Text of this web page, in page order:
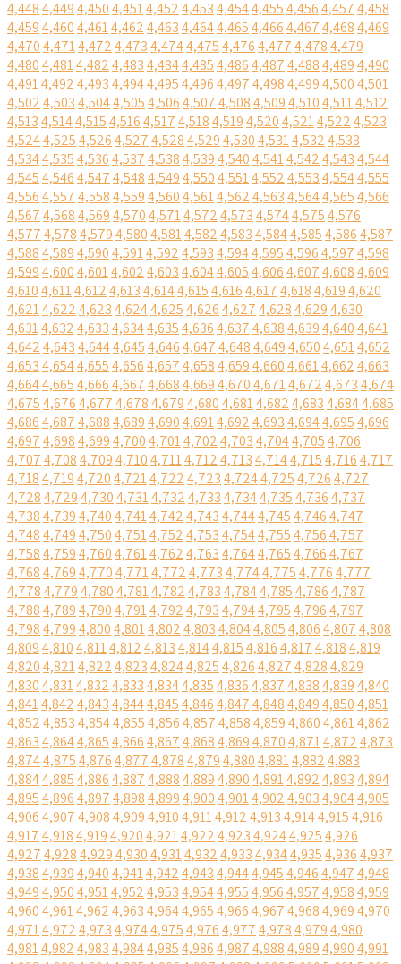
4,4484,4494,4504,4514,4524,4534,4544,4554,4564,4574,458
4,4594,4604,4614,4624,4634,4644,4654,4664,4674,4684,469
4,4704,4714,4724,4734,4744,4754,4764,4774,4784,479
4,4804,4814,4824,4834,4844,4854,4864,4874,4884,4894,490
4,4914,4924,4934,4944,4954,4964,4974,4984,4994,5004,501
4,5024,5034,5044,5054,5064,5074,5084,5094,5104,5114,512
4,5134,5144,5154,5164,5174,5184,5194,5204,5214,5224,523
4,5244,5254,5264,5274,5284,5294,5304,5314,5324,533
4,5344,5354,5364,5374,5384,5394,5404,5414,5424,5434,544
4,5454,5464,5474,5484,5494,5504,5514,5524,5534,5544,555
4,5564,5574,5584,5594,5604,5614,5624,5634,5644,5654,566
4,5674,5684,5694,5704,5714,5724,5734,5744,5754,576
4,5774,5784,5794,5804,5814,5824,5834,5844,5854,5864,587
4,5884,5894,5904,5914,5924,5934,5944,5954,5964,5974,598
4,5994,6004,6014,6024,6034,6044,6054,6064,6074,6084,609
4,6104,6114,6124,6134,6144,6154,6164,6174,6184,6194,620
4,6214,6224,6234,6244,6254,6264,6274,6284,6294,630
4,6314,6324,6334,6344,6354,6364,6374,6384,6394,6404,641
4,6424,6434,6444,6454,6464,6474,6484,6494,6504,6514,652
4,6534,6544,6554,6564,6574,6584,6594,6604,6614,6624,663
4,6644,6654,6664,6674,6684,6694,6704,6714,6724,6734,674
4,6754,6764,6774,6784,6794,6804,6814,6824,6834,6844,685
4,6864,6874,6884,6894,6904,6914,6924,6934,6944,6954,696
4,6974,6984,6994,7004,7014,7024,7034,7044,7054,706
4,7074,7084,7094,7104,7114,7124,7134,7144,7154,7164,717
4,7184,7194,7204,7214,7224,7234,7244,7254,7264,727
4,7284,7294,7304,7314,7324,7334,7344,7354,7364,737
4,7384,7394,7404,7414,7424,7434,7444,7454,7464,747
4,7484,7494,7504,7514,7524,7534,7544,7554,7564,757
4,7584,7594,7604,7614,7624,7634,7644,7654,7664,767
4,7684,7694,7704,7714,7724,7734,7744,7754,7764,777
4,7784,7794,7804,7814,7824,7834,7844,7854,7864,787
4,7884,7894,7904,7914,7924,7934,7944,7954,7964,797
4,7984,7994,8004,8014,8024,8034,8044,8054,8064,8074,808
4,8094,8104,8114,8124,8134,8144,8154,8164,8174,8184,819
4,8204,8214,8224,8234,8244,8254,8264,8274,8284,829
4,8304,8314,8324,8334,8344,8354,8364,8374,8384,8394,840
4,8414,8424,8434,8444,8454,8464,8474,8484,8494,8504,851
4,8524,8534,8544,8554,8564,8574,8584,8594,8604,8614,862
4,8634,8644,8654,8664,8674,8684,8694,8704,8714,8724,873
4,8744,8754,8764,8774,8784,8794,8804,8814,8824,883
4,8844,8854,8864,8874,8884,8894,8904,8914,8924,8934,894
4,8954,8964,8974,8984,8994,9004,9014,9024,9034,9044,905
4,9064,9074,9084,9094,9104,9114,9124,9134,9144,9154,916
4,9174,9184,9194,9204,9214,9224,9234,9244,9254,926
4,9274,9284,9294,9304,9314,9324,9334,9344,9354,9364,937
4,9384,9394,9404,9414,9424,9434,9444,9454,9464,9474,948
4,9494,9504,9514,9524,9534,9544,9554,9564,9574,9584,959
4,9604,9614,9624,9634,9644,9654,9664,9674,9684,9694,970
4,9714,9724,9734,9744,9754,9764,9774,9784,9794,980
4,9814,9824,9834,9844,9854,9864,9874,9884,9894,9904,991